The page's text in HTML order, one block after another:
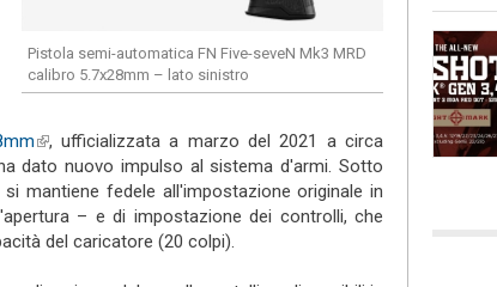
Pistola semi-automatica FN Five-seveN Mk3 MRD
calibro 5.7x28mm – lato sinistro
(link is external)
, ufficializzata a marzo del 2021 a circa
dato nuovo impulso al sistema d'armi. Sotto
mantiene fedele all'impostazione originale in
– e di impostazione dei controlli, che
del caricatore (20 colpi).